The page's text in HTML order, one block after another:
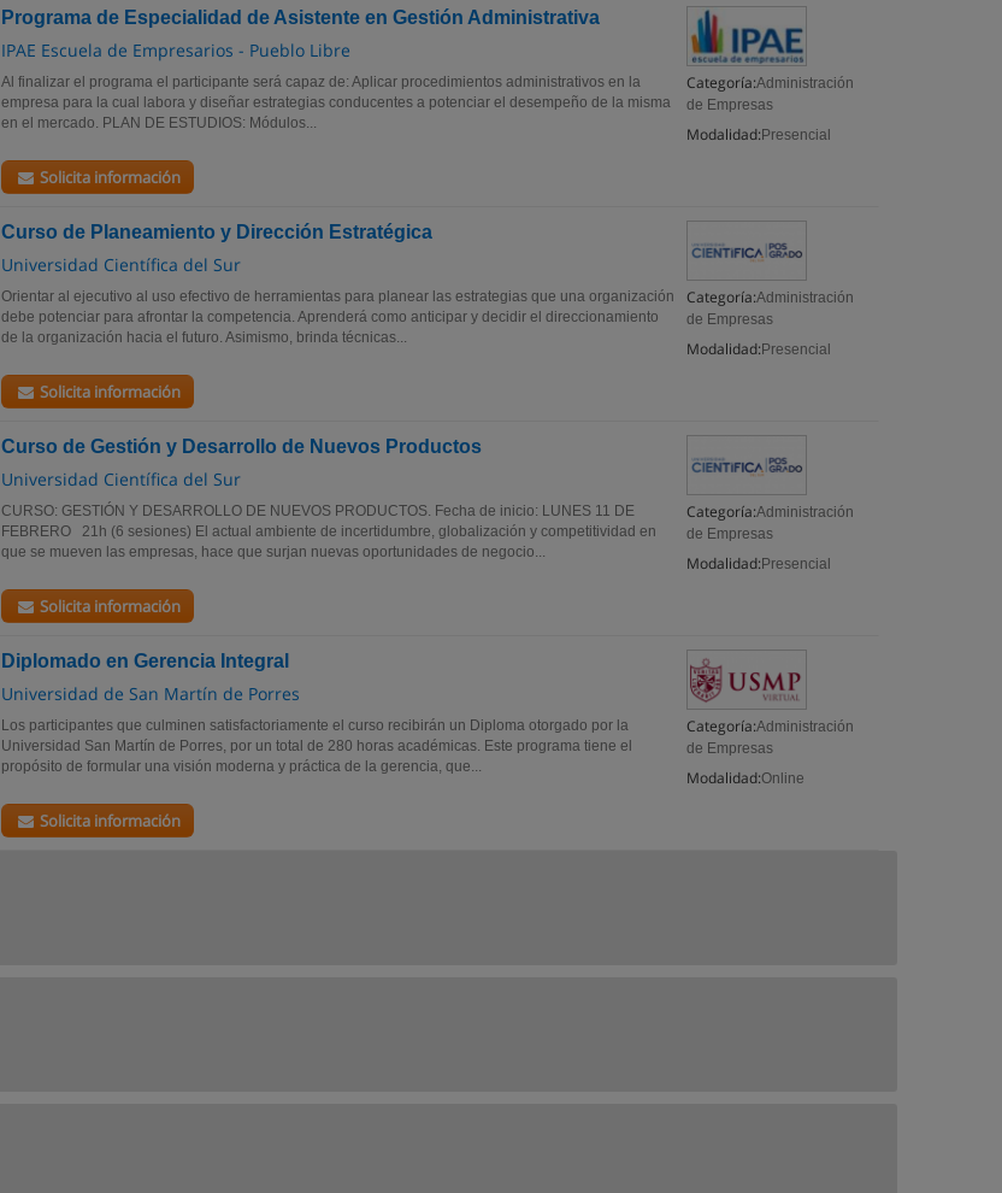
Programa de Especialidad de Asistente en Gestión Administrativa
IPAE Escuela de Empresarios - Pueblo Libre
Categoría:Administración
de Empresas
Modalidad: Presencial
Al finalizar el programa el participante será capaz de: Aplicar procedimientos administrativos en la
empresa para la cual labora y diseñar estrategias conducentes a potenciar el desempeño de la misma
en el mercado. PLAN DE ESTUDIOS: Módulos...
Solicita información
Curso de Planeamiento y Dirección Estratégica
Universidad Científica del Sur
Categoría:Administración
de Empresas
Modalidad: Presencial
Orientar al ejecutivo al uso efectivo de herramientas para planear las estrategias que una organización
debe potenciar para afrontar la competencia. Aprenderá como anticipar y decidir el direccionamiento
de la organización hacia el futuro. Asimismo, brinda técnicas...
Solicita información
Curso de Gestión y Desarrollo de Nuevos Productos
Universidad Científica del Sur
Categoría:Administración
de Empresas
Modalidad: Presencial
CURSO: GESTIÓN Y DESARROLLO DE NUEVOS PRODUCTOS. Fecha de inicio: LUNES 11 DE
FEBRERO 21h (6 sesiones) El actual ambiente de incertidumbre, globalización y competitividad en
que se mueven las empresas, hace que surjan nuevas oportunidades de negocio...
Solicita información
Diplomado en Gerencia Integral
Universidad de San Martín de Porres
Categoría:Administración
de Empresas
Modalidad:Online
Los participantes que culminen satisfactoriamente el curso recibirán un Diploma otorgado por la
Universidad San Martín de Porres, por un total de 280 horas académicas. Este programa tiene el
propósito de formular una visión moderna y práctica de la gerencia, que...
Solicita información